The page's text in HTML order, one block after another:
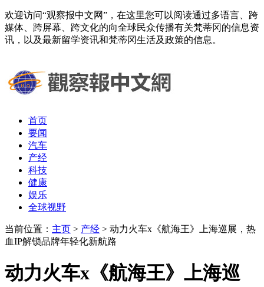
欢迎访问“观察报中文网”，在这里您可以阅读通过多语言、跨
媒体、跨屏幕、跨文化的向全球民众传播有关梵蒂冈的信息资
讯，以及最新留学资讯和梵蒂冈生活及政策的信息。
首页
要闻
汽车
产经
科技
健康
娱乐
全球视野
当前位置： 主页 > 产经 > 动力火车x《航海王》上海巡展，热
血IP解锁品牌年轻化新航路
动力火车x《航海王》上海巡